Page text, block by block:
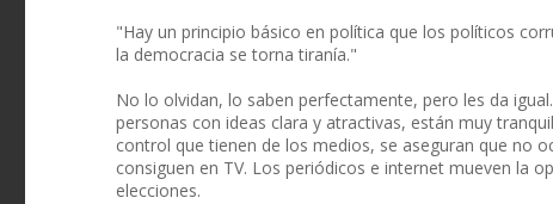
"Hay un principio básico en política que los políticos
la democracia se torna tiranía."
No lo olvidan, lo saben perfectamente, pero les da
personas con ideas clara y atractivas, están muy
control que tienen de los medios, se aseguran que no
consiguen en TV. Los periódicos e internet mueven la
elecciones.